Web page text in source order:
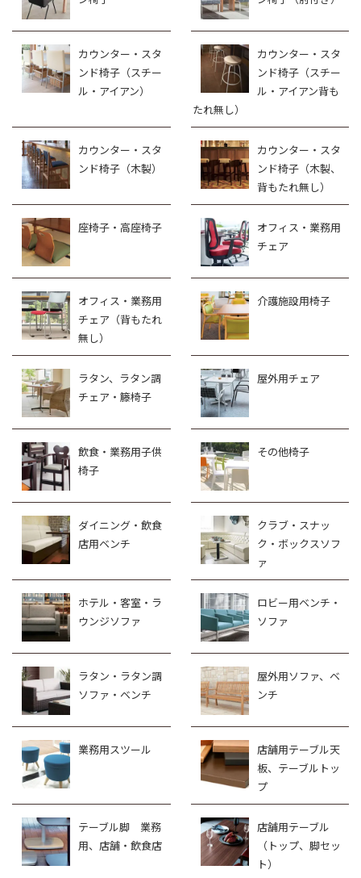
カウンター・スタ
ンド椅子（スチー
ル・アイアン）
カウンター・スタ
ンド椅子（スチー
ル・アイアン背も
たれ無し）
カウンター・スタ
ンド椅子（木製）
カウンター・スタ
ンド椅子（木製、
背もたれ無し）
座椅子・高座椅子
オフィス・業務用
チェア
オフィス・業務用
チェア（背もたれ
無し）
介護施設用椅子
ラタン、ラタン調
チェア・籐椅子
屋外用チェア
飲食・業務用子供
椅子
その他椅子
ダイニング・飲食
店用ベンチ
クラブ・スナッ
ク・ボックスソフ
ァ
ホテル・客室・ラ
ウンジソファ
ロビー用ベンチ・
ソファ
ラタン・ラタン調
ソファ・ベンチ
屋外用ソファ、ベ
ンチ
業務用スツール
店舗用テーブル天
板、テーブルトッ
プ
テーブル脚 業務
用、店舗・飲食店
店舗用テーブル
（トップ、脚セッ
ト）